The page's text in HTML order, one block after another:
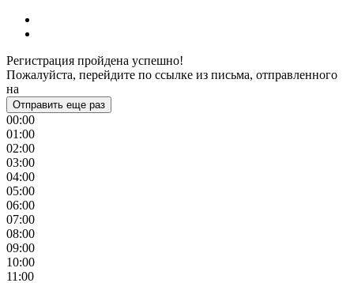
Регистрация пройдена успешно!
Пожалуйста, перейдите по ссылке из письма, отправленного
на
Отправить еще раз
00:00
01:00
02:00
03:00
04:00
05:00
06:00
07:00
08:00
09:00
10:00
11:00